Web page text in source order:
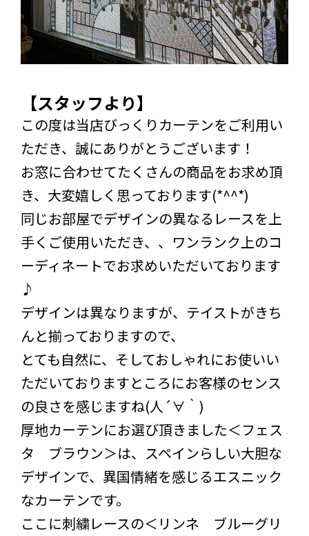
【スタッフより】
この度は当店びっくりカーテンをご利用い
ただき、誠にありがとうございます！
お窓に合わせてたくさんの商品をお求め頂
き、大変嬉しく思っております(*^^*)
同じお部屋でデザインの異なるレースを上
手くご使用いただき、、ワンランク上のコ
ーディネートでお求めいただいております
♪
デザインは異なりますが、テイストがきち
んと揃っておりますので、
とても自然に、そしておしゃれにお使いい
ただいておりますところにお客様のセンス
の良さを感じますね(人´∀｀)
厚地カーテンにお選び頂きました＜フェス
タ ブラウン＞は、スペインらしい大胆な
デザインで、異国情緒を感じるエスニック
なカーテンです。
ここに刺繍レースの＜リンネ ブルーグリ